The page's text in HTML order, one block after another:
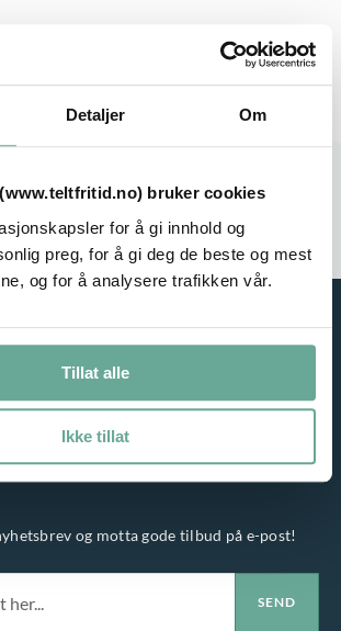
Detaljer Om
bruker cookies
for å gi innhold og
preg, for å gi deg de beste og mest
og for å analysere trafikken vår.
Tillat alle
Ikke tillat
Rask leveranse
Høy kvalitet
og motta gode tilbud på e-post!